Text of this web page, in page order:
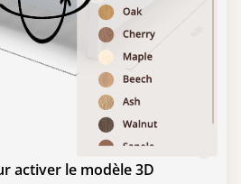
activer le modèle 3D